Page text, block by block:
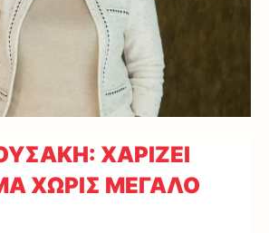
ΧΑΡΙΖΕΙ
ΧΩΡΙΣ ΜΕΓΑΛΟ